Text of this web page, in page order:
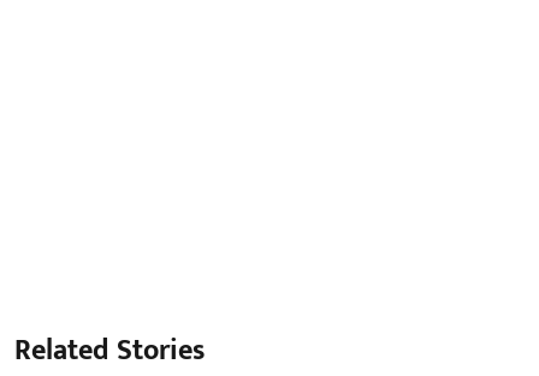
Related Stories